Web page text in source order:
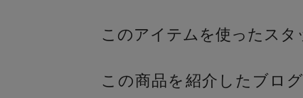
この商品を紹介したブログ